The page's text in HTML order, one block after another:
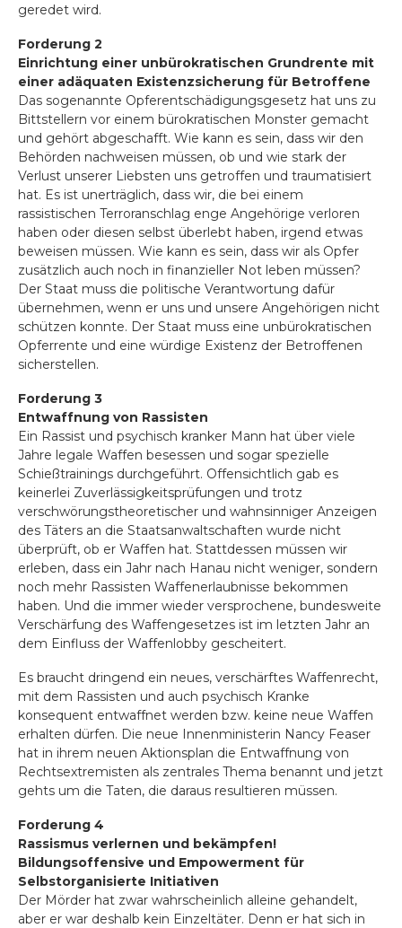
geredet wird.
Forderung 2
Einrichtung einer unbürokratischen Grundrente mit
einer adäquaten Existenzsicherung für Betroffene
Das sogenannte Opferentschädigungsgesetz hat uns zu
Bittstellern vor einem bürokratischen Monster gemacht
und gehört abgeschafft. Wie kann es sein, dass wir den
Behörden nachweisen müssen, ob und wie stark der
Verlust unserer Liebsten uns getroffen und traumatisiert
hat. Es ist unerträglich, dass wir, die bei einem
rassistischen Terroranschlag enge Angehörige verloren
haben oder diesen selbst überlebt haben, irgend etwas
beweisen müssen. Wie kann es sein, dass wir als Opfer
zusätzlich auch noch in finanzieller Not leben müssen?
Der Staat muss die politische Verantwortung dafür
übernehmen, wenn er uns und unsere Angehörigen nicht
schützen konnte. Der Staat muss eine unbürokratischen
Opferrente und eine würdige Existenz der Betroffenen
sicherstellen.
Forderung 3
Entwaffnung von Rassisten
Ein Rassist und psychisch kranker Mann hat über viele
Jahre legale Waffen besessen und sogar spezielle
Schießtrainings durchgeführt. Offensichtlich gab es
keinerlei Zuverlässigkeitsprüfungen und trotz
verschwörungstheoretischer und wahnsinniger Anzeigen
des Täters an die Staatsanwaltschaften wurde nicht
überprüft, ob er Waffen hat. Stattdessen müssen wir
erleben, dass ein Jahr nach Hanau nicht weniger, sondern
noch mehr Rassisten Waffenerlaubnisse bekommen
haben. Und die immer wieder versprochene, bundesweite
Verschärfung des Waffengesetzes ist im letzten Jahr an
dem Einfluss der Waffenlobby gescheitert.
Es braucht dringend ein neues, verschärftes Waffenrecht,
mit dem Rassisten und auch psychisch Kranke
konsequent entwaffnet werden bzw. keine neue Waffen
erhalten dürfen. Die neue Innenministerin Nancy Feaser
hat in ihrem neuen Aktionsplan die Entwaffnung von
Rechtsextremisten als zentrales Thema benannt und jetzt
gehts um die Taten, die daraus resultieren müssen.
Forderung 4
Rassismus verlernen und bekämpfen!
Bildungsoffensive und Empowerment für
Selbstorganisierte Initiativen
Der Mörder hat zwar wahrscheinlich alleine gehandelt,
aber er war deshalb kein Einzeltäter. Denn er hat sich in